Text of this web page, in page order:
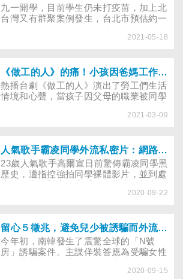
九一開學，目前學生仍未打疫苗，加上北
台灣又有群聚案例發生，台北市預估約一
習，孩子易分心也令不少家長煩惱。究竟
法，由大人陪同練習，協助小孩養成習
慣，才不會因缺乏章法而沒有成效。
2021-05-18
《做工的人》的痛！小孩因爸媽工作被笑，如何教孩子自信且霸氣回應？
熱播台劇《做工的人》演出了勞工們生活
情境和心聲，當孩子因父母的職業被同學
如何引導孩子自我認同，培養積極的人生
2021-03-09
人氣歌手霸凌同學外流私密片：網路霸凌就算源自「玩笑」，仍是殘忍的暴力
23歲人氣歌手高爾宣日前驚傳霸凌同學黑
歷史，遭指控強拍同學裸體影片，並到處
沉寂兩天後，高爾軒於IG發出8分多鐘的
波。事實上，像這種因為開玩笑引起的霸
凌事件，並不在少數！研究發現，網路霸
凌一開始並不是全都以傷害某人為目的，
有些人認為只是開玩笑或隨意評論，但對
接收訊息的人而言，那可能是殘忍的暴
2020-09-22
留心５徵兆，避免兒少被誘騙而外流私密照
今年初，南韓發生了震驚全球的「N號
房」誘騙案件。主謀佯裝答應為受騙女性
Telegram提供個資及裸露照片，最後威脅
2020-09-15